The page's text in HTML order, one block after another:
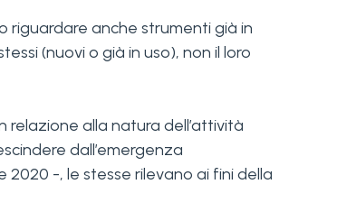
anche strumenti già in
(nuovi o già in uso), non il loro
alla natura dell’attività
dall’emergenza
2020 -, le stesse rilevano ai fini della